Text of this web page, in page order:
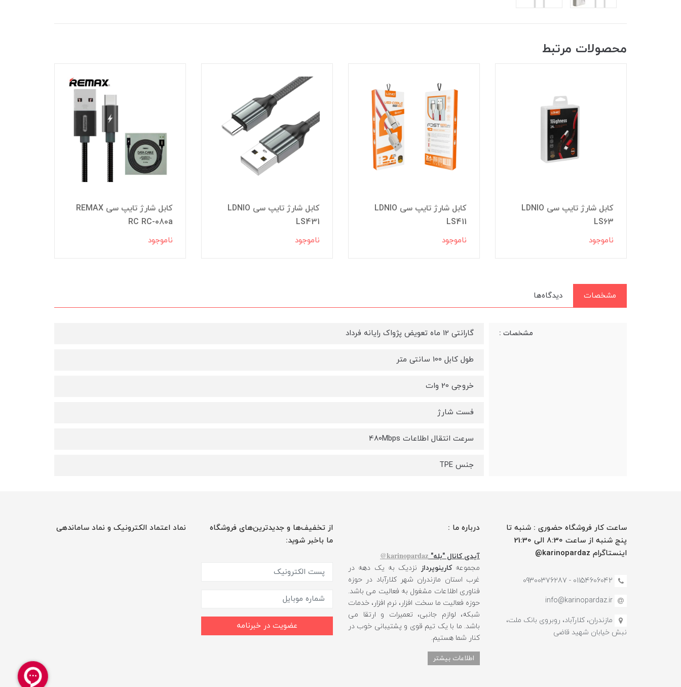
محصولات مرتبط
کابل شارژ تایپ سی LDNIO
LS63
ناموجود
کابل شارژ تایپ سی LDNIO
LS411
ناموجود
کابل شارژ تایپ سی LDNIO
LS431
ناموجود
کابل شارژ تایپ سی REMAX
RC RC-080a
ناموجود
مشخصات دیدگاه‌ها
مشخصات : گارانتی 12 ماه تعویض پژواک رایانه فرداد
طول کابل 100 سانتی متر
خروجی 20 وات
فست شارژ
سرعت انتقال اطلاعات 480Mbps
جنس TPE
ساعت کار فروشگاه حضوری : شنبه تا
پنج شنبه از ساعت 8:30 الی 21:30
اینستاگرام karinopardaz@
01154606042 - 09300376287
info@karinopardaz.ir
مازندران، کلارآباد، روبروی بانک ملت،
نبش خیابان شهید قاضی
درباره ما :
آیدی کانال "بله" karinopardaz@
مجموعهکارینوپرداز نزدیک به یک دهه در
غرب استان مازندران شهر کلارآباد در حوزه
فناوری اطلاعات مشغول به فعالیت می باشد.
حوزه فعالیت ما سخت افزار، نرم افزار، خدمات
شبکه، لوازم جانبی، تعمیرات و ارتقا می
باشد. ما با یک تیم قوی و پشتیبانی خوب در
کنار شما هستیم.
اطلاعات بیشتر
از تخفیف‌ها و جدیدترین‌های فروشگاه
ما باخبر شوید:
عضویت در خبرنامه
نماد اعتماد الکترونیک و نماد ساماندهی